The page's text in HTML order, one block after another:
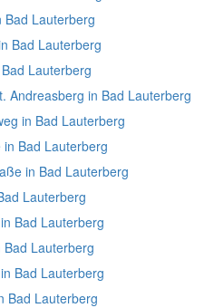
Bad Lauterberg
Bad Lauterberg
Lauterberg
Andreasberg in Bad Lauterberg
in Bad Lauterberg
Bad Lauterberg
in Bad Lauterberg
Lauterberg
Bad Lauterberg
Lauterberg
Bad Lauterberg
Bad Lauterberg